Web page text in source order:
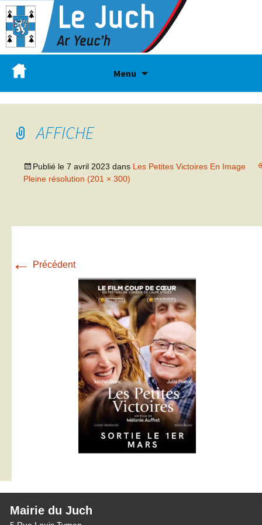
Menu
AFFICHE
Publié le 7 avril 2023 dans Les Petites Victoires En Image
Pleine résolution (201 × 300)
← Précédent
Mairie du Juch